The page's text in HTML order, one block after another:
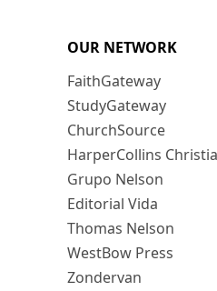
OUR NETWORK
FaithGateway
StudyGateway
ChurchSource
HarperCollins
Grupo Nelson
Editorial Vida
Thomas Nelson
WestBow Press
Zondervan